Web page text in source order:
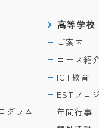
グラム
高等学校
ご案内
コース紹
ICT教育
ESTプロ
年間行事